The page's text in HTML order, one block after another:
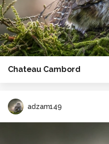
Chateau Cambord
adzam149